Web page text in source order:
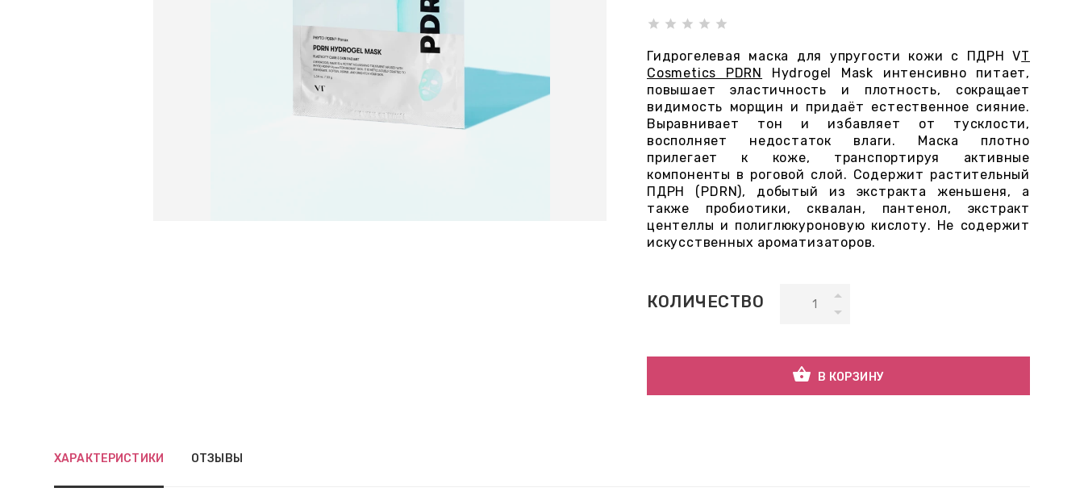
Гидрогелевая маска для упругости кожи с ПДРН VT
Cosmetics PDRN
Hydrogel Mask интенсивно питает,
повышает эластичность и плотность, сокращает
видимость морщин и придаёт естественное сияние.
Выравнивает тон и избавляет от тусклости,
восполняет недостаток влаги. Маска плотно
прилегает к коже, транспортируя активные
компоненты в роговой слой. Содержит растительный
ПДРН (PDRN), добытый из экстракта женьшеня, а
также пробиотики, сквалан, пантенол, экстракт
центеллы и полиглюкуроновую кислоту. Не содержит
искусственных ароматизаторов.
КОЛИЧЕСТВО
shopping_basket В КОРЗИНУ
ХАРАКТЕРИСТИКИ ОТЗЫВЫ